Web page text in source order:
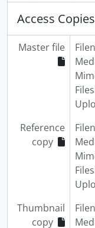
Access Copies
Master file
Reference
copy
Thumbnail
copy